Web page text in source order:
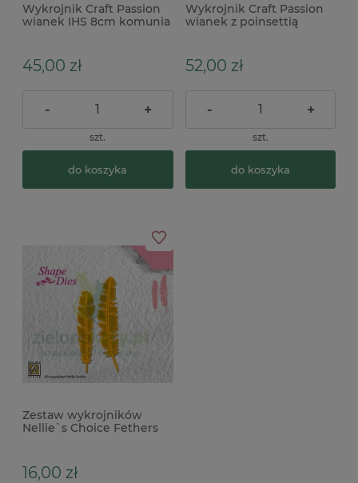
Wykrojnik Craft Passion
wianek IHS 8cm komunia
45,00 zł
- +
szt.
do koszyka
Wykrojnik Craft Passion
wianek z poinsettią
52,00 zł
- +
szt.
do koszyka
Zestaw wykrojników
Nellie`s Choice Fethers
16,00 zł